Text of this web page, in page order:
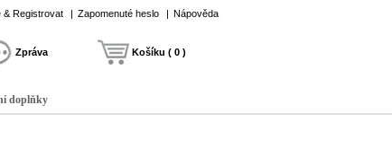
& Registrovat | Zapomenuté heslo | Nápověda
Zpráva Košíku ( 0 )
doplňky